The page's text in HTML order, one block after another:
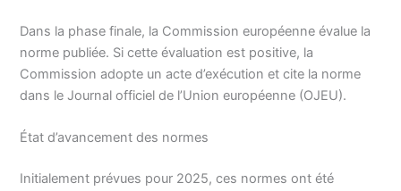
Dans la phase finale, la Commission européenne évalue la
norme publiée. Si cette évaluation est positive, la
Commission adopte un acte d’exécution et cite la norme
dans le Journal officiel de l’Union européenne (OJEU).
État d’avancement des normes
Initialement prévues pour 2025, ces normes ont été